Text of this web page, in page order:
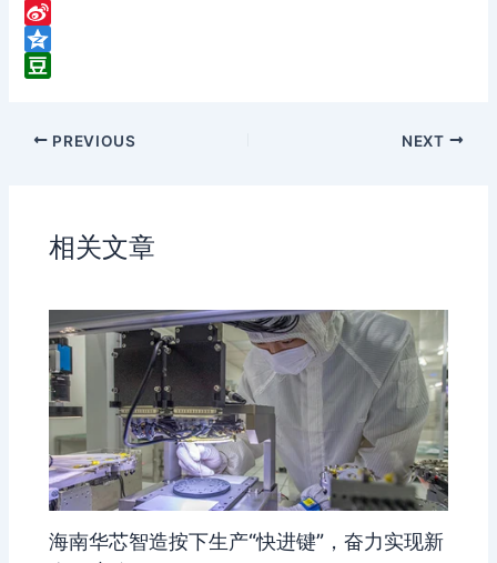
W
e
C
S
W
Q
n
PREVIOUS NEXT
相关文章
海南华芯智造按下生产“快进键”，奋力实现新